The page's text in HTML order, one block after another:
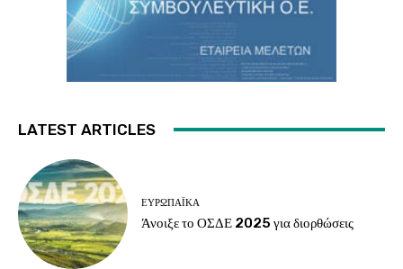
LATEST ARTICLES
ΕΥΡΩΠΑΪΚΆ
Άνοιξε το ΟΣΔΕ 2025 για διορθώσεις